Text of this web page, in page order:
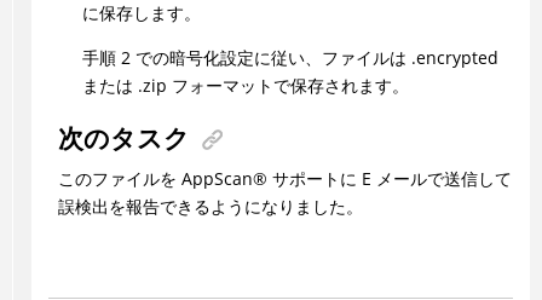
に保存します。
手順 2 での暗号化設定に従い、ファイルは .encrypted
または .zip フォーマットで保存されます。
次のタスク
このファイルを AppScan® サポートに E メールで送信して
誤検出を報告できるようになりました。